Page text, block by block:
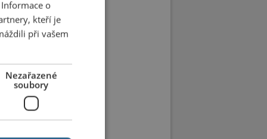
o
kteří je
při vašem
Nezařazené
soubory